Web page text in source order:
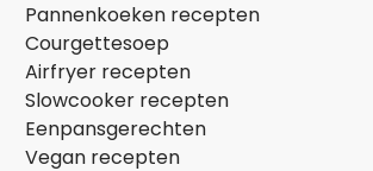
Pannenkoeken recepten
Courgettesoep
Airfryer recepten
Slowcooker recepten
Eenpansgerechten
Vegan recepten